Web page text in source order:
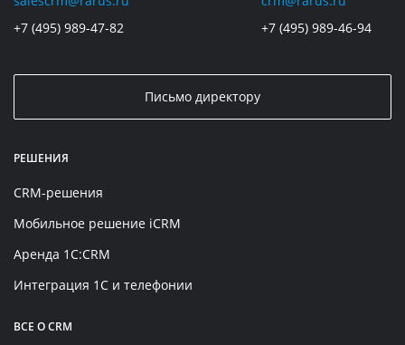
+7 (495) 989-47-82
+7 (495) 989-46-94
Письмо директору
РЕШЕНИЯ
CRM-решения
Мобильное решение iCRM
Аренда 1C:CRM
Интеграция 1С и телефонии
ВСЕ О CRM